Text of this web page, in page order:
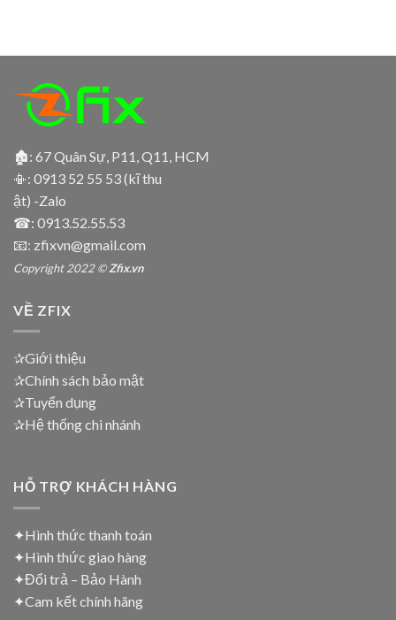
🏚: 67 Quân Sự, P11, Q11, HCM
📳: 0913 52 55 53 (kĩ thu
ật) -Zalo
☎: 0913.52.55.53
📧: zfixvn@gmail.com
Copyright 2022 ©Zfix.vn
VỀ ZFIX
✰Giới thiệu
✰Chính sách bảo mật
✰Tuyển dụng
✰Hệ thống chi nhánh
HỖ TRỢ KHÁCH HÀNG
✦Hình thức thanh toán
✦Hình thức giao hàng
✦Đổi trả – Bảo Hành
✦Cam kết chính hãng